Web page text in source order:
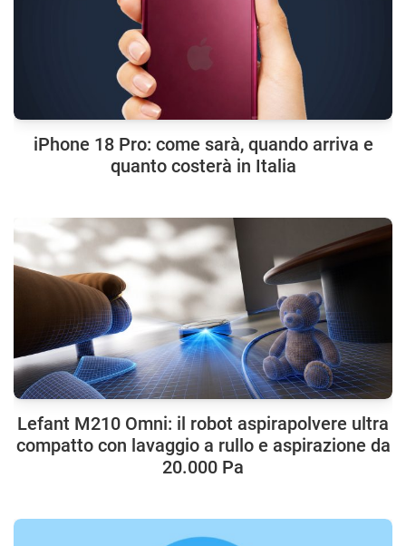
iPhone 18 Pro: come sarà, quando arriva e
quanto costerà in Italia
Lefant M210 Omni: il robot aspirapolvere ultra
compatto con lavaggio a rullo e aspirazione da
20.000 Pa